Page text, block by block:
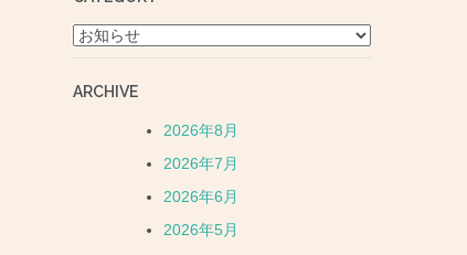
CATEGORY
ARCHIVE
2026年8月
2026年7月
2026年6月
2026年5月